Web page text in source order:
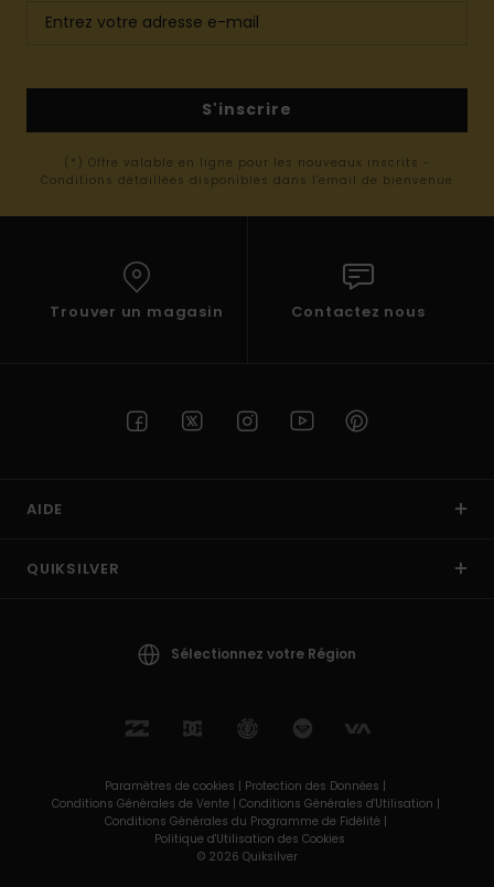
S'inscrire
(*) Offre valable en ligne pour les nouveaux inscrits -
Conditions détaillées disponibles dans l'email de bienvenue
Trouver un magasin Contactez nous
AIDE
QUIKSILVER
Sélectionnez votre Région
Paramètres de cookies | Protection des Données |
Conditions Générales de Vente | Conditions Générales d'Utilisation |
Conditions Générales du Programme de Fidélité |
Politique d'Utilisation des Cookies
© 2026 Quiksilver